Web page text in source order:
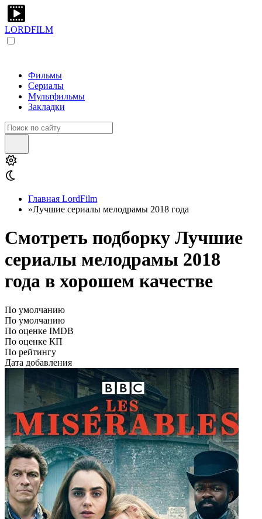
LORDFILM
Фильмы
Сериалы
Мультфильмы
Закладки
Главная LordFilm
»Лучшие сериалы мелодрамы 2018 года
Смотреть подборку Лучшие
сериалы мелодрамы 2018
года в хорошем качестве
По умолчанию
По умолчанию
По оценке IMDB
По оценке КП
По рейтингу
Дата добавления